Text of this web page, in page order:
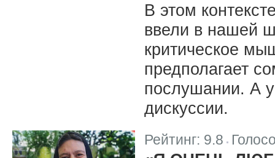
В этом
ввели в нашей
критическое
предполагает
послушании. А
дискуссии.
Рейтинг: 9.8